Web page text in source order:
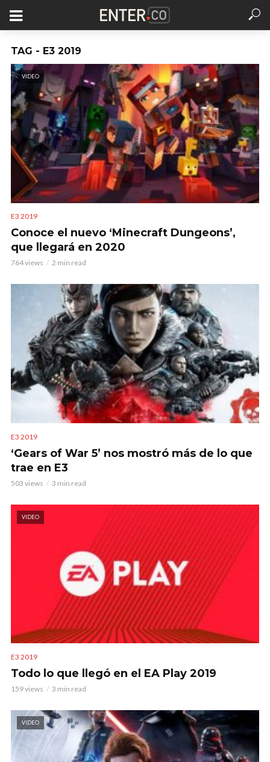
TAG - E3 2019
VIDEO
E3 2019
Conoce el nuevo ‘Minecraft Dungeons’,
que llegará en 2020
764 views 2 min read
E3 2019
‘Gears of War 5’ nos mostró más de lo que
trae en E3
503 views 3 min read
VIDEO
E3 2019
Todo lo que llegó en el EA Play 2019
159 views 3 min read
VIDEO